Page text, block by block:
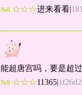
№8 ☆☆☆进来看看|
能超唐宫吗，要是超
№9 ☆☆☆11365|